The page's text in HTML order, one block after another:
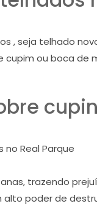
, seja telhado
cupim ou boca
no Real Parque
trazendo
poder de